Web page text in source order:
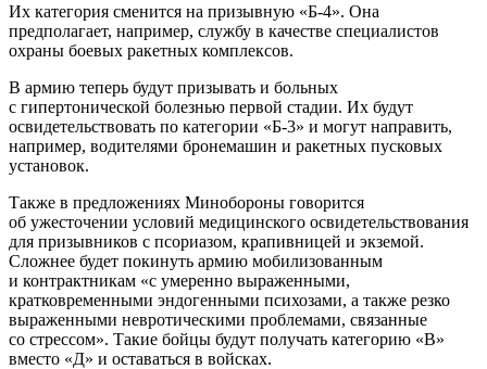
Их категория сменится на призывную «Б-4». Она
предполагает, например, службу в качестве специалистов
охраны боевых ракетных комплексов.
В армию теперь будут призывать и больных
с гипертонической болезнью первой стадии. Их будут
освидетельствовать по категории «Б-3» и могут направить,
например, водителями бронемашин и ракетных пусковых
установок.
Также в предложениях Минобороны говорится
об ужесточении условий медицинского освидетельствования
для призывников с псориазом, крапивницей и экземой.
Сложнее будет покинуть армию мобилизованным
и контрактникам «с умеренно выраженными,
кратковременными эндогенными психозами, а также резко
выраженными невротическими проблемами, связанные
со стрессом». Такие бойцы будут получать категорию «В»
вместо «Д» и оставаться в войсках.